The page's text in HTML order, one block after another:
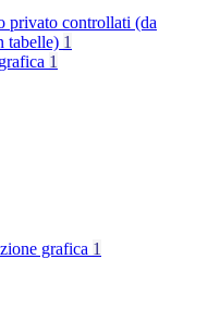
privato controllati (da
tabelle) 1
1
grafica 1